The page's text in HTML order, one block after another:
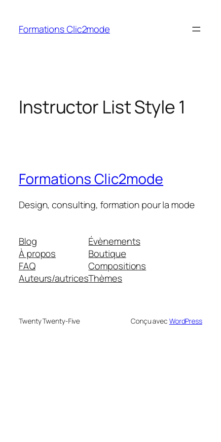
contenu
Formations Clic2mode
Instructor List Style 1
Formations Clic2mode
Design, consulting, formation pour la mode
Blog
À propos
FAQ
Auteurs/autrices
Évènements
Boutique
Compositions
Thèmes
Twenty Twenty-Five Conçu avec WordPress